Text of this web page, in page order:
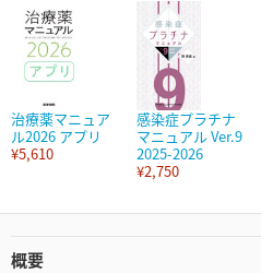
治療薬マニュア
ル2026 アプリ
¥5,610
感染症プラチナ
マニュアル Ver.9
2025-2026
¥2,750
概要